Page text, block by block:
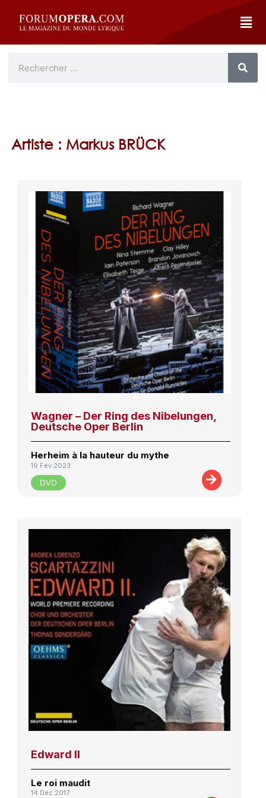
Artiste : Markus BRÜCK
Wagner – Der Ring des Nibelungen,
Deutsche Oper Berlin
Herheim à la hauteur du mythe
19 Fév 2023
DVD
Edward II
Le roi maudit
14 Déc 2017